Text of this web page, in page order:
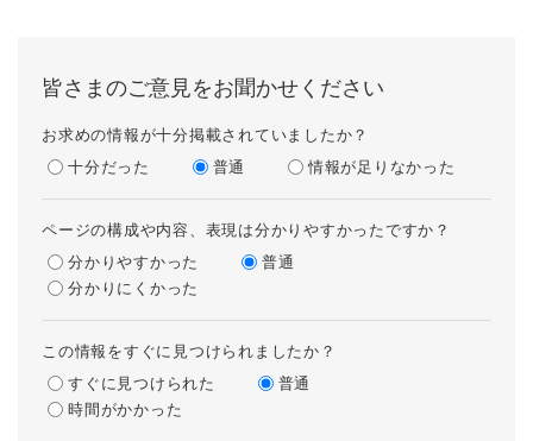
皆さまのご意見をお聞かせください
お求めの情報が十分掲載されていましたか？
十分だった
普通 情報が足りなかった
ページの構成や内容、表現は分かりやすかったですか？
分かりやすかった
普通
分かりにくかった
この情報をすぐに見つけられましたか？
すぐに見つけられた
普通
時間がかかった